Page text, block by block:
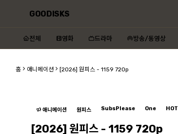
GOODISKS
전체 영화 드라마 방송/동영상
홈 애니메이션 [2026] 원피스 - 1159 720p
애니메이션 원피스 SubsPlease One HOT
[2026] 원피스 - 1159 720p